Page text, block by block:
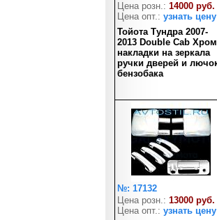
Цена розн.: 14000 руб.
Цена опт.: узнать цену
Тойота Тундра 2007-
2013 Double Cab Хром
накладки на зеркала
ручки дверей и
бензобака
№: 17132
Цена розн.: 13000 руб.
Цена опт.: узнать цену